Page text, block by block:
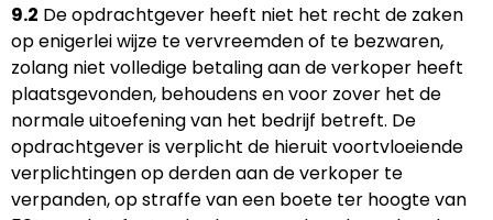
9.2 De opdrachtgever heeft niet het recht de zaken
op enigerlei wijze te vervreemden of te bezwaren,
zolang niet volledige betaling aan de verkoper heeft
plaatsgevonden, behoudens en voor zover het de
normale uitoefening van het bedrijf betreft. De
opdrachtgever is verplicht de hieruit voortvloeiende
verplichtingen op derden aan de verkoper te
verpanden, op straffe van een boete ter hoogte van